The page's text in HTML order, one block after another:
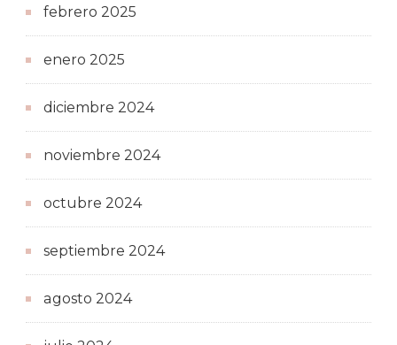
febrero 2025
enero 2025
diciembre 2024
noviembre 2024
octubre 2024
septiembre 2024
agosto 2024